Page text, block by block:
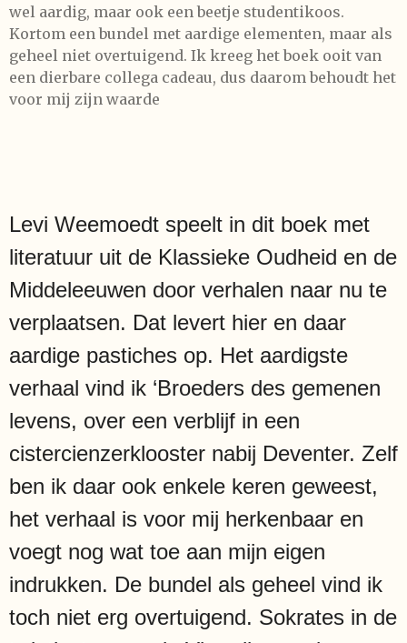
wel aardig, maar ook een beetje studentikoos.
Kortom een bundel met aardige elementen, maar als
geheel niet overtuigend. Ik kreeg het boek ooit van
een dierbare collega cadeau, dus daarom behoudt het
voor mij zijn waarde
Levi Weemoedt speelt in dit boek met
literatuur uit de Klassieke Oudheid en de
Middeleeuwen door verhalen naar nu te
verplaatsen. Dat levert hier en daar
aardige pastiches op. Het aardigste
verhaal vind ik ‘Broeders des gemenen
levens, over een verblijf in een
cistercienzerklooster nabij Deventer. Zelf
ben ik daar ook enkele keren geweest,
het verhaal is voor mij herkenbaar en
voegt nog wat toe aan mijn eigen
indrukken. De bundel als geheel vind ik
toch niet erg overtuigend. Sokrates in de